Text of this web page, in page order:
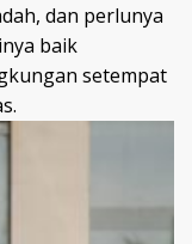
dan perlunya
baik
setempat